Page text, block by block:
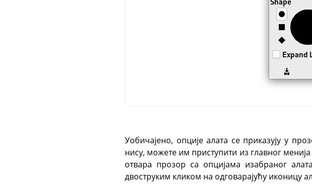
Уобичајено, опције алата се приказују у
нису, можете им приступити из главног
отвара прозор са опцијама изабраног
двоструким кликом на одговарајућу иконицу